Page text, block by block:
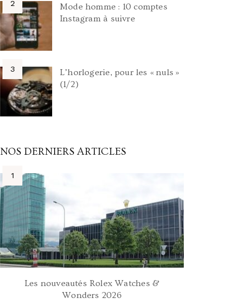
Mode homme : 10 comptes
Instagram à suivre
L’horlogerie, pour les « nuls »
(1/2)
NOS DERNIERS ARTICLES
Les nouveautés Rolex Watches &
Wonders 2026